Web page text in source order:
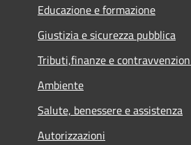
Educazione e formazione
Giustizia e sicurezza pubblica
Tributi,finanze e
Ambiente
Salute, benessere e assistenza
Autorizzazioni